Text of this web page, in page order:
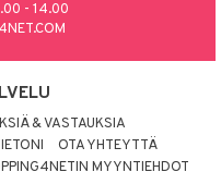
- 14.00
& VASTAUKSIA
OTA YHTEYTTÄ
MYYNTIEHDOT